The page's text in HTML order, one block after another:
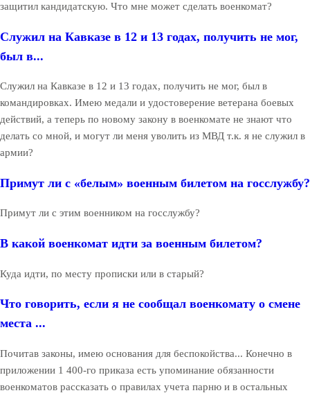
защитил кандидатскую. Что мне может сделать военкомат?
Служил на Кавказе в 12 и 13 годах, получить не мог,
был в...
Служил на Кавказе в 12 и 13 годах, получить не мог, был в
командировках. Имею медали и удостоверение ветерана боевых
действий, а теперь по новому закону в военкомате не знают что
делать со мной, и могут ли меня уволить из МВД т.к. я не служил в
армии?
Примут ли с «белым» военным билетом на госслужбу?
Примут ли с этим военником на госслужбу?
В какой военкомат идти за военным билетом?
Куда идти, по месту прописки или в старый?
Что говорить, если я не сообщал военкомату о смене
места ...
Почитав законы, имею основания для беспокойства... Конечно в
приложении 1 400-го приказа есть упоминание обязанности
военкоматов рассказать о правилах учета парню и в остальных